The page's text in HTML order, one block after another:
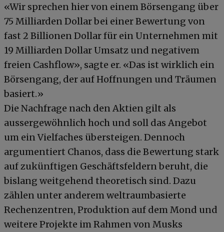
«Wir sprechen hier von einem Börsengang über
75 Milliarden Dollar bei einer Bewertung von
fast 2 Billionen Dollar für ein Unternehmen mit
19 Milliarden Dollar Umsatz und negativem
freien Cashflow», sagte er. «Das ist wirklich ein
Börsengang, der auf Hoffnungen und Träumen
basiert.»
Die Nachfrage nach den Aktien gilt als
aussergewöhnlich hoch und soll das Angebot
um ein Vielfaches übersteigen. Dennoch
argumentiert Chanos, dass die Bewertung stark
auf zukünftigen Geschäftsfeldern beruht, die
bislang weitgehend theoretisch sind. Dazu
zählen unter anderem weltraumbasierte
Rechenzentren, Produktion auf dem Mond und
weitere Projekte im Rahmen von Musks